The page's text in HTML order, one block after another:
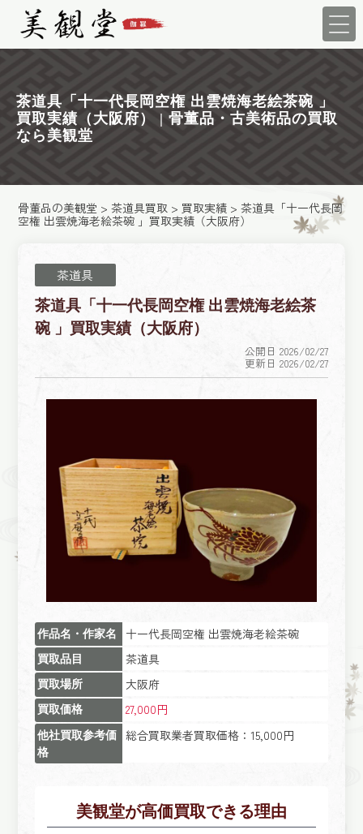
茶道具「十一代長岡空権 出雲焼海老絵茶碗 」
買取実績（大阪府） | 骨董品・古美術品の買取
なら美観堂
骨董品の美観堂 >茶道具買取 > 買取実績 >茶道具「十一代長岡
空権 出雲焼海老絵茶碗 」買取実績（大阪府）
茶道具
茶道具「十一代長岡空権 出雲焼海老絵茶
碗 」買取実績（大阪府）
公開日 2026/02/27
更新日 2026/02/27
作品名・作家名 十一代長岡空権 出雲焼海老絵茶碗
買取品目 茶道具
買取場所 大阪府
買取価格 27,000円
他社買取参考価
格
総合買取業者買取価格：15,000円
美観堂が高価買取できる理由